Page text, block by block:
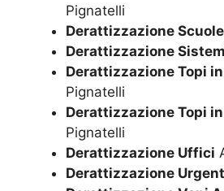
Pignatelli
Derattizzazione Scuole
Derattizzazione
Derattizzazione Topi
Pignatelli
Derattizzazione Topi
Pignatelli
Derattizzazione Uffici
Derattizzazione